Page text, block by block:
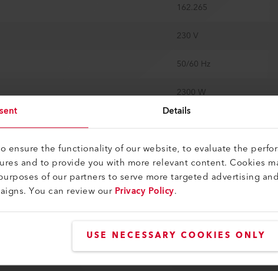
Details
ensure the functionality of our website, to evaluate the
and to provide you with more relevant content. Cookies
of our partners to serve more targeted advertising
You can review ourPrivacy Policy.
USE NECESSARY COOKIES ONLY
162.265
230 V
50/60 Hz
2300 W
Oui
210 - 350 l/min
2300 Pa
Oui